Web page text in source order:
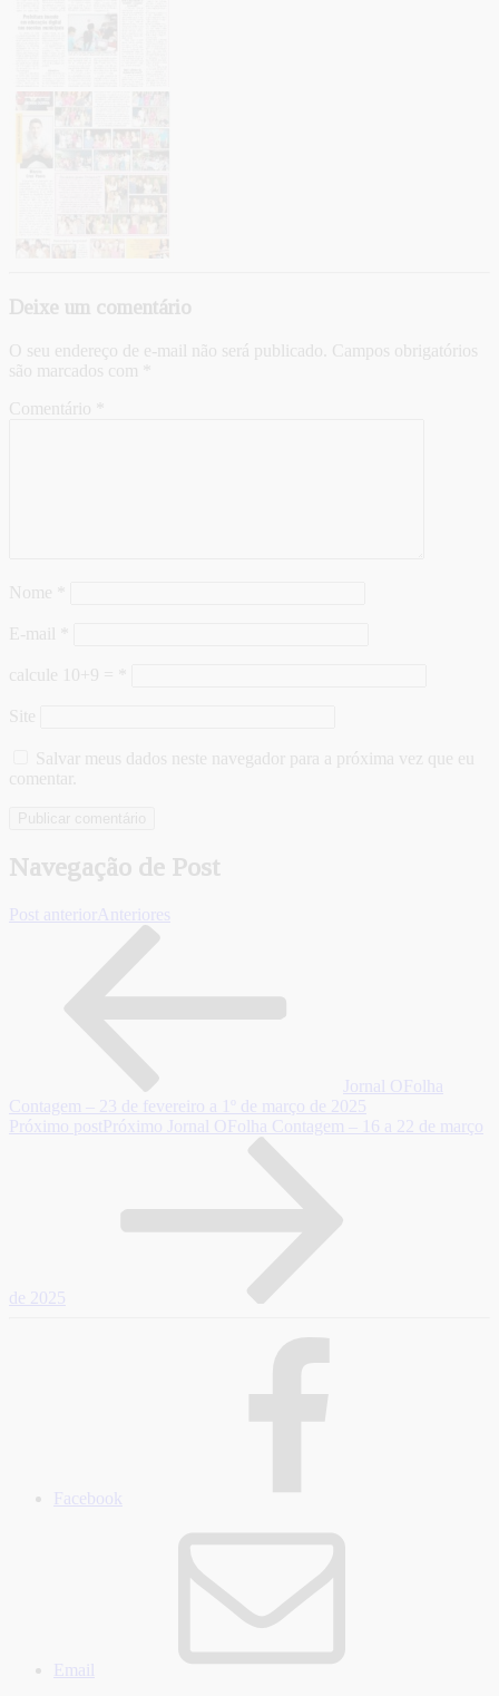
Deixe um comentário
O seu endereço de e-mail não será publicado. Campos obrigatórios
são marcados com
Comentário
Nome
E-mail
calcule 10+9 =
Site
Salvar meus dados neste navegador para a próxima vez que eu
comentar.
Navegação de Post
Post anterior Anteriores
Jornal OFolha
Contagem – 23 de fevereiro a 1º de março de 2025
Próximo post Próximo Jornal OFolha Contagem – 16 a 22 de março
de 2025
Facebook
Email